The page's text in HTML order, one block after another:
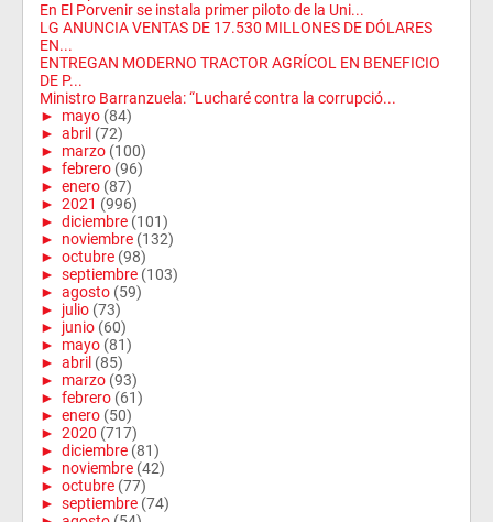
En El Porvenir se instala primer piloto de la Uni...
LG ANUNCIA VENTAS DE 17.530 MILLONES DE DÓLARES
EN...
ENTREGAN MODERNO TRACTOR AGRÍCOL EN BENEFICIO
DE P...
Ministro Barranzuela: “Lucharé contra la corrupció...
► mayo (84)
► abril (72)
► marzo (100)
► febrero (96)
► enero (87)
► 2021 (996)
► diciembre (101)
► noviembre (132)
► octubre (98)
► septiembre (103)
► agosto (59)
► julio (73)
► junio (60)
► mayo (81)
► abril (85)
► marzo (93)
► febrero (61)
► enero (50)
► 2020 (717)
► diciembre (81)
► noviembre (42)
► octubre (77)
► septiembre (74)